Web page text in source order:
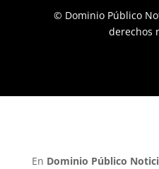
© Dominio Público
derechos
En Dominio Público